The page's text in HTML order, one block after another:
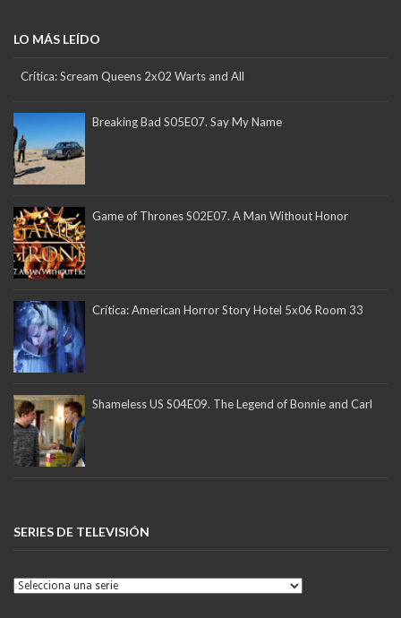
LO MÁS LEÍDO
Crítica: Scream Queens 2x02 Warts and All
Breaking Bad S05E07. Say My Name
Game of Thrones S02E07. A Man Without Honor
Crítica: American Horror Story Hotel 5x06 Room 33
Shameless US S04E09. The Legend of Bonnie and Carl
SERIES DE TELEVISIÓN